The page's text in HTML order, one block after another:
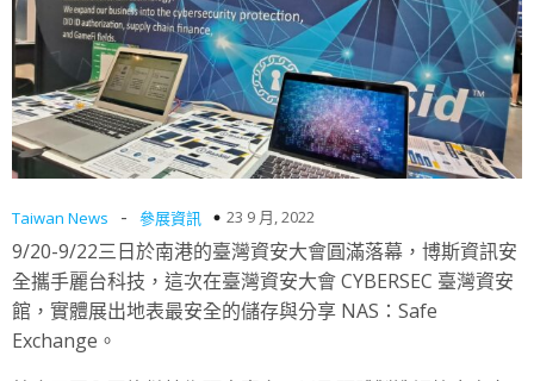
Taiwan News - 參展資訊 23 9 月, 2022
9/20-9/22三日於南港的臺灣資安大會圓滿落幕，博斯資訊安
全攜手麗台科技，這次在臺灣資安大會 CYBERSEC 臺灣資安
館，實體展出地表最安全的儲存與分享 NAS：Safe
Exchange。